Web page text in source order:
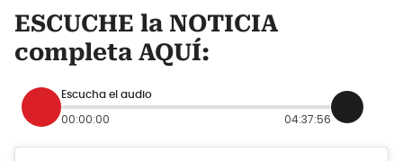
ESCUCHE la NOTICIA
completa AQUÍ:
Escucha el audio
00:00:00 04:37:56